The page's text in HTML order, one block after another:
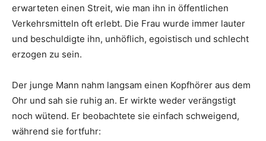
erwarteten einen Streit, wie man ihn in öffentlichen
Verkehrsmitteln oft erlebt. Die Frau wurde immer lauter
und beschuldigte ihn, unhöflich, egoistisch und schlecht
erzogen zu sein.
Der junge Mann nahm langsam einen Kopfhörer aus dem
Ohr und sah sie ruhig an. Er wirkte weder verängstigt
noch wütend. Er beobachtete sie einfach schweigend,
während sie fortfuhr: